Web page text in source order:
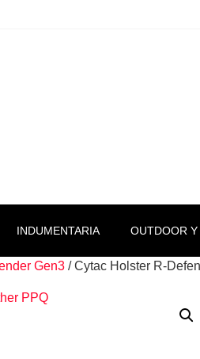
INDUMENTARIA OUTDOOR Y
Gen3 / Cytac Holster R-